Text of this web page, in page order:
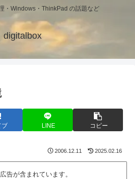
・Windows・ThinkPad の話題など
digitalbox
ブ LINE コピー
2006.12.11 2025.02.16
告が含まれています。